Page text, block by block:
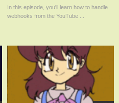
WebSub with Rails
In this episode, you'll learn how to handle
webhooks from the YouTube ...